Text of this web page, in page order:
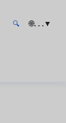
🔍 🌐. . .▼